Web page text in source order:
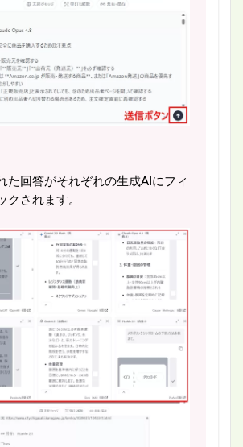
た回答がそれぞれの生成AIにフィ
クされます。